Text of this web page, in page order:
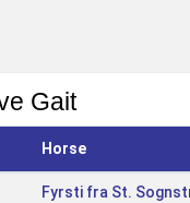
Gait
Horse
Fyrsti fra St.